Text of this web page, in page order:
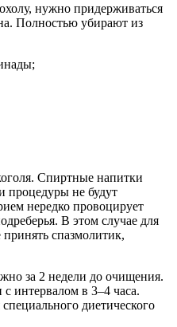
нужно придерживаться
Полностью убирают из
Спиртные напитки
процедуры не будут
нередко провоцирует
В этом случае для
спазмолитик,
за 2 недели до очищения.
интервалом в 3–4 часа.
диетического